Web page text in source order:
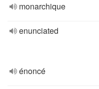
monarchique
enunciated
énoncé